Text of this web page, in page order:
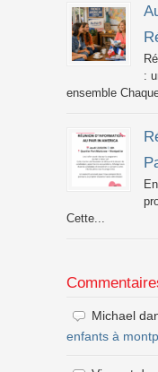
:
ensemble
Cette...
Michael
enfants à